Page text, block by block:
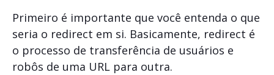
Primeiro é importante que você entenda o que
seria o redirect em si. Basicamente, redirect é
o processo de transferência de usuários e
robôs de uma URL para outra.